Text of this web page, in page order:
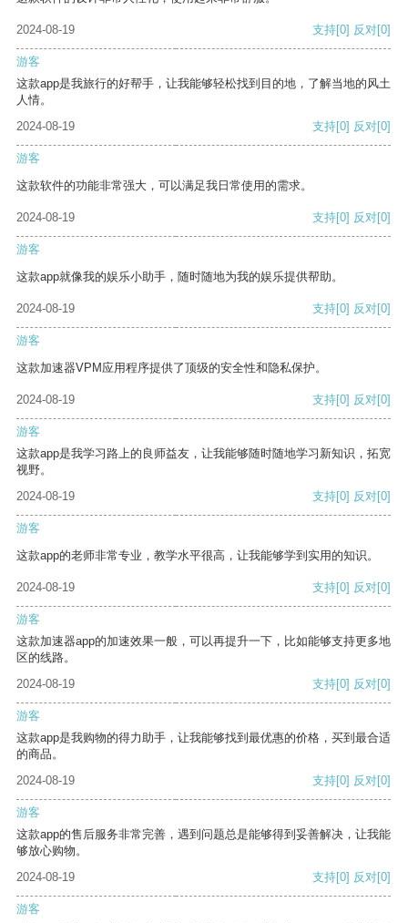
2024-08-19 支持[0] 反对[0]
游客
这款app是我旅行的好帮手，让我能够轻松找到目的地，了解当地的风土
人情。
2024-08-19
支持[0] 反对[0]
游客
这款软件的功能非常强大，可以满足我日常使用的需求。
2024-08-19 支持[0] 反对[0]
游客
这款app就像我的娱乐小助手，随时随地为我的娱乐提供帮助。
2024-08-19 支持[0] 反对[0]
游客
这款加速器VPM应用程序提供了顶级的安全性和隐私保护。
2024-08-19 支持[0] 反对[0]
游客
这款app是我学习路上的良师益友，让我能够随时随地学习新知识，拓宽
视野。
2024-08-19
支持[0] 反对[0]
游客
这款app的老师非常专业，教学水平很高，让我能够学到实用的知识。
2024-08-19 支持[0] 反对[0]
游客
这款加速器app的加速效果一般，可以再提升一下，比如能够支持更多地
区的线路。
2024-08-19
支持[0] 反对[0]
游客
这款app是我购物的得力助手，让我能够找到最优惠的价格，买到最合适
的商品。
2024-08-19
支持[0] 反对[0]
游客
这款app的售后服务非常完善，遇到问题总是能够得到妥善解决，让我能
够放心购物。
2024-08-19
支持[0] 反对[0]
游客